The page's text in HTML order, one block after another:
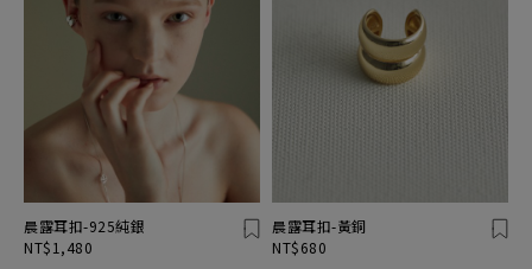
晨露耳扣-925純銀
NT$1,480
晨露耳扣-黃銅
NT$680